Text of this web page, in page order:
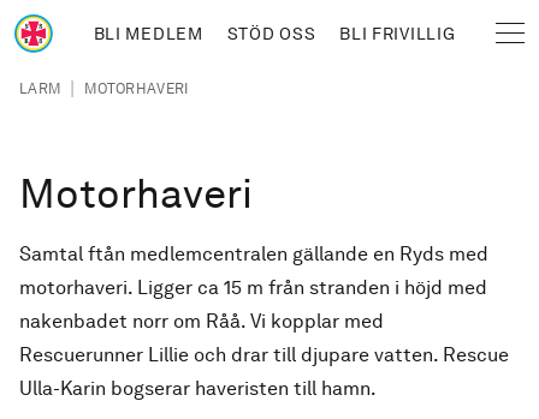
Hoppa till huvudinnehåll
BLI MEDLEM STÖD OSS BLI FRIVILLIG
Länkstig
LARM | MOTORHAVERI
Motorhaveri
Samtal ftån medlemcentralen gällande en Ryds med
motorhaveri. Ligger ca 15 m från stranden i höjd med
nakenbadet norr om Råå. Vi kopplar med
Rescuerunner Lillie och drar till djupare vatten. Rescue
Ulla-Karin bogserar haveristen till hamn.